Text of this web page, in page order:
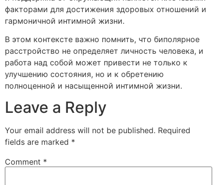
факторами для достижения здоровых отношений и
гармоничной интимной жизни.
В этом контексте важно помнить, что биполярное
расстройство не определяет личность человека, и
работа над собой может привести не только к
улучшению состояния, но и к обретению
полноценной и насыщенной интимной жизни.
Leave a Reply
Your email address will not be published. Required
fields are marked *
Comment *